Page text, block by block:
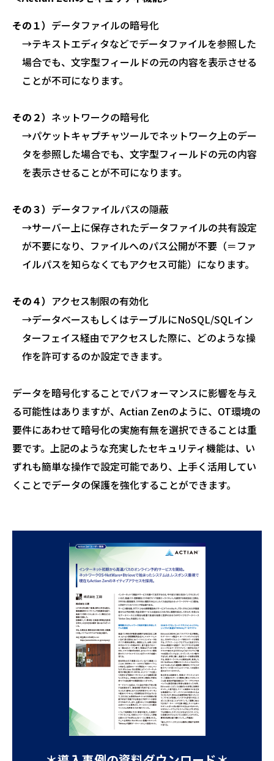
その１） データファイルの暗号化
→テキストエディタなどでデータファイルを参照した
場合でも、文字型フィールドの元の内容を表示させる
ことが不可になります。
その２） ネットワークの暗号化
→パケットキャプチャツールでネットワーク上のデー
タを参照した場合でも、文字型フィールドの元の内容
を表示させることが不可になります。
その３） データファイルパスの隠蔽
→サーバー上に保存されたデータファイルの共有設定
が不要になり、ファイルへのパス公開が不要（＝ファ
イルパスを知らなくてもアクセス可能）になります。
その４） アクセス制限の有効化
→データベースもしくはテーブルにNoSQL/SQLイン
ターフェイス経由でアクセスした際に、どのような操
作を許可するのか設定できます。
データを暗号化することでパフォーマンスに影響を与え
る可能性はありますが、Actian Zenのように、OT環境の
要件にあわせて暗号化の実施有無を選択できることは重
要です。上記のような充実したセキュリティ機能は、い
ずれも簡単な操作で設定可能であり、上手く活用してい
くことでデータの保護を強化することができます。